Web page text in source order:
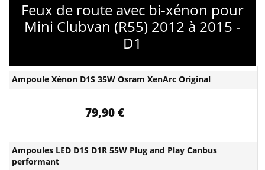
Feux de route avec bi-xénon pour
Mini Clubvan (R55) 2012 à 2015 -
D1
Ampoule Xénon D1S 35W Osram XenArc Original
79,90 €
Ampoules LED D1S D1R 55W Plug and Play Canbus
performant